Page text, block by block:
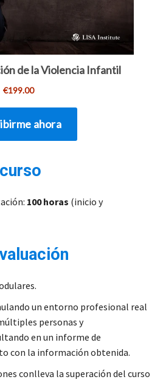
100 horas (inicio y
un entorno profesional real
personas y
en un informe de
con la información obtenida.
conlleva la superación del curso